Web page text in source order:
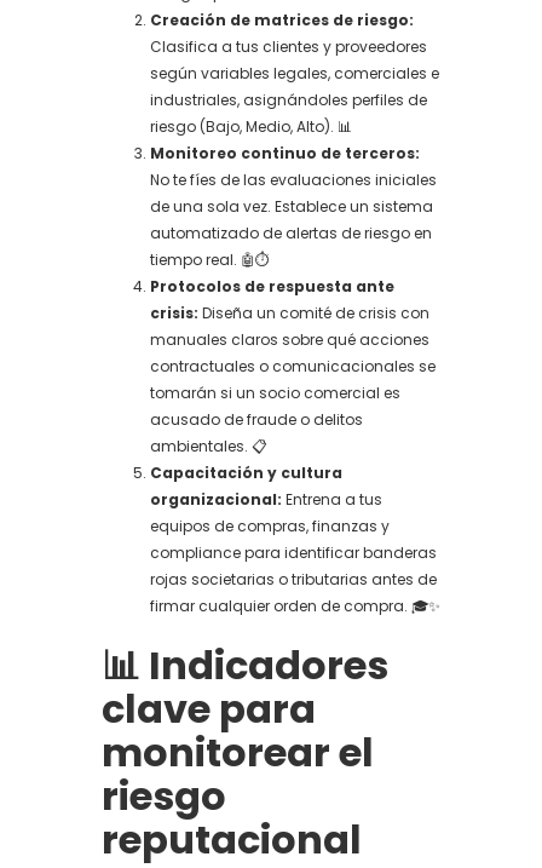
Creación de matrices de riesgo:
Clasifica a tus clientes y proveedores
según variables legales, comerciales e
industriales, asignándoles perfiles de
riesgo (Bajo, Medio, Alto). 📊
Monitoreo continuo de terceros:
No te fíes de las evaluaciones iniciales
de una sola vez. Establece un sistema
automatizado de alertas de riesgo en
tiempo real. 🤖⏱️
Protocolos de respuesta ante
crisis: Diseña un comité de crisis con
manuales claros sobre qué acciones
contractuales o comunicacionales se
tomarán si un socio comercial es
acusado de fraude o delitos
ambientales. 📋
Capacitación y cultura
organizacional: Entrena a tus
equipos de compras, finanzas y
compliance para identificar banderas
rojas societarias o tributarias antes de
firmar cualquier orden de compra. 🎓✨
📊 Indicadores
clave para
monitorear el
riesgo
reputacional